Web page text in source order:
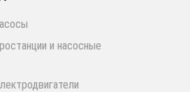
и насосные